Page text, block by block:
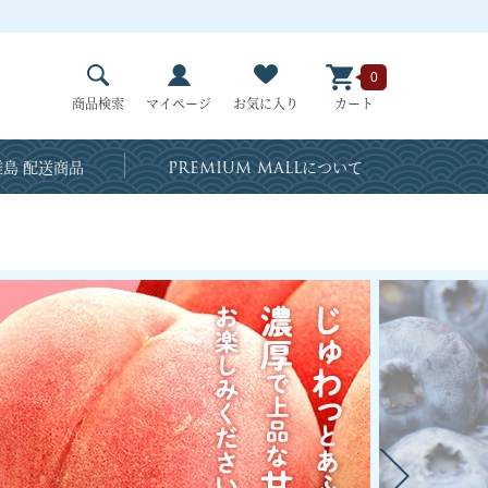
商品検索 マイページ お気に入り カート
0
配送商品 PREMIUM MALLについて